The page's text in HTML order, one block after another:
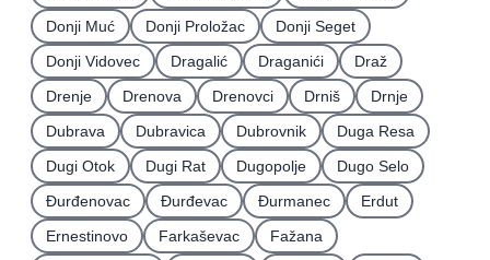
Donji Muć
Donji Proložac
Donji Seget
Donji Vidovec
Dragalić Draganići
Draž
Drenje
Drenova Drenovci Drniš
Drnje
Dubrava
Dubravica Dubrovnik
Duga Resa
Dugi Otok
Dugi Rat Dugopolje
Dugo Selo
Ðurđenovac
Ðurđevac Ðurmanec
Erdut
Ernestinovo
Farkaševac
Fažana